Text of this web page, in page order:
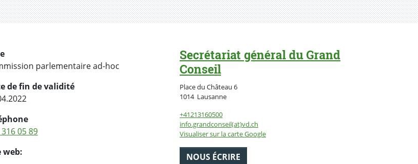
parlementaire ad-hoc
de fin de validité
05 89
web:
Secrétariat général du Grand
Conseil
Place du Château 6
1014 LausanneSuisse
+41213160500
info.grandconseil(at)vd.ch
Visualiser sur la carte Google
NOUS ÉCRIRE